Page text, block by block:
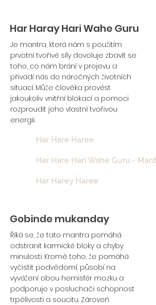
Har Haray Hari Wahe Guru
Je mantra, která nám s použitím
prvotní tvořivé síly dovoluje zbavit se
toho, co nám brání v projevu a
přivádí nás do náročných životních
situací. Může člověka provést
jakoukoliv vnitřní blokací a pomoci
rozproudit jeho vlastní tvořivou
energii.
Har Hare Haree
Har Hare Hari Wahe Guru -
Har Harey Haree
Gobinde mukanday
Říká se, že tato mantra pomáhá
odstranit karmické bloky a chyby
minulosti. Kromě toho, že pomáhá
vyčistit podvědomí, působí na
vyvážení obou hemisfér mozku a
podporuje v posluchači schopnost
trpělivosti a soucitu. Zároveň